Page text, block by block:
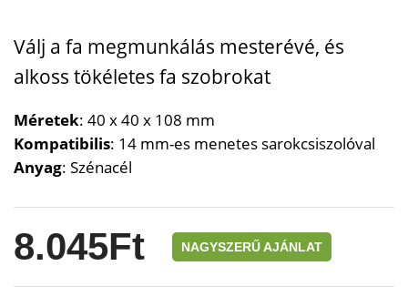
Válj a fa megmunkálás mesterévé, és
alkoss tökéletes fa szobrokat
Méretek: 40 x 40 x 108 mm
Kompatibilis: 14 mm-es menetes sarokcsiszolóval
Anyag: Szénacél
8.045Ft NAGYSZERŰ AJÁNLAT